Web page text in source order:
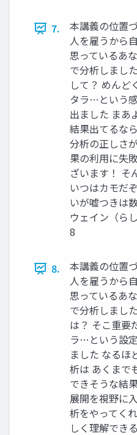
7.
本講義の位置
人を雇うから
思っているあ
で分析しまし
して？ めん
タラ…という
出ました まあ
結果出てるな
分析の正しさ
果の利用に失
ざいます！ そ
いつはカモだ
いが嘘つきは
ウェイン（ら
8
8.
本講義の位置
人を雇うから
思っているあ
で分析しまし
は？ そこ重要
ラ…という設
ました なるほ
析は あくまで
できそうな結
展開を視野に
析をやってく
しく理解でき